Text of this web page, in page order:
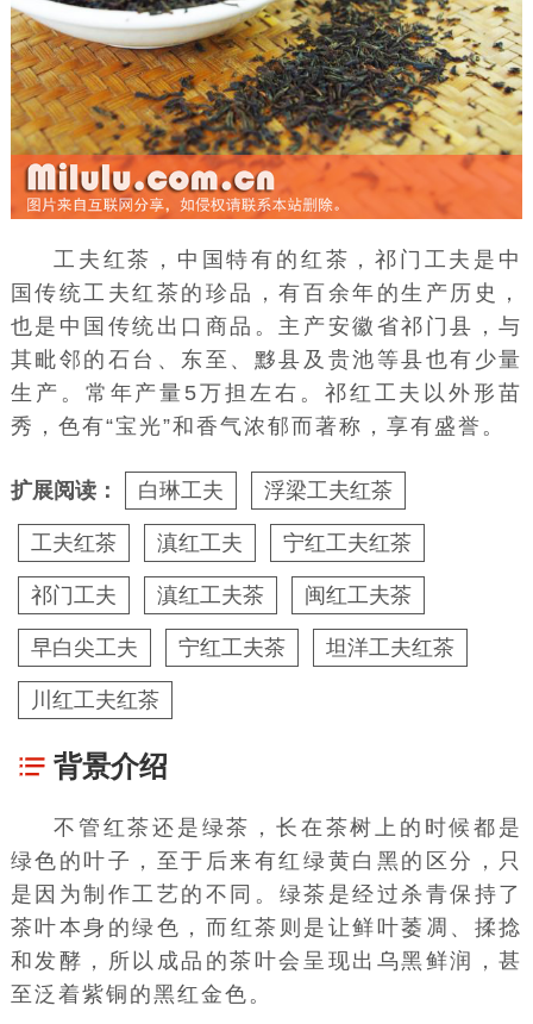
工夫红茶，中国特有的红茶，祁门工夫是中
国传统工夫红茶的珍品，有百余年的生产历史，
也是中国传统出口商品。主产安徽省祁门县，与
其毗邻的石台、东至、黟县及贵池等县也有少量
生产。常年产量5万担左右。祁红工夫以外形苗
秀，色有“宝光”和香气浓郁而著称，享有盛誉。
扩展阅读： 白琳工夫 浮梁工夫红茶
工夫红茶 滇红工夫 宁红工夫红茶
祁门工夫 滇红工夫茶 闽红工夫茶
早白尖工夫 宁红工夫茶 坦洋工夫红茶
川红工夫红茶
背景介绍
不管红茶还是绿茶，长在茶树上的时候都是
绿色的叶子，至于后来有红绿黄白黑的区分，只
是因为制作工艺的不同。 绿茶 是经过杀青保持了
茶叶本身的绿色，而 红茶 则是让鲜叶萎凋、揉捻
和发酵，所以成品的茶叶会呈现出乌黑鲜润，甚
至泛着紫铜的黑红金色。